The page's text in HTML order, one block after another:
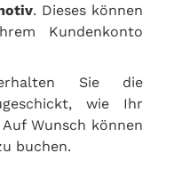
. Dieses können
Kundenkonto
Sie die
wie Ihr
Wunsch können
buchen.